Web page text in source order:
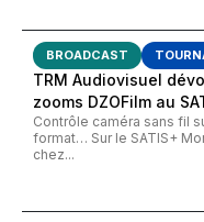
BROADCAST
TRM Audiovisuel
zooms DZOFilm au
Contrôle caméra sans fil
format… Sur le SATIS+
chez...